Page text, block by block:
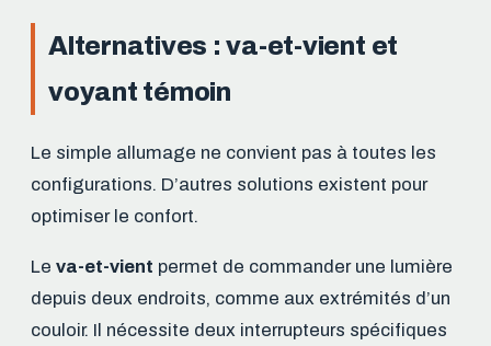
Alternatives : va-et-vient et
voyant témoin
Le simple allumage ne convient pas à toutes les
configurations. D’autres solutions existent pour
optimiser le confort.
Le va-et-vient permet de commander une lumière
depuis deux endroits, comme aux extrémités d’un
couloir. Il nécessite deux interrupteurs spécifiques